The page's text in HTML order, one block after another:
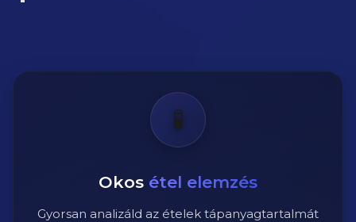
🧪
Okos étel elemzés
Gyorsan analizáld az ételek tápanyagtartalmát